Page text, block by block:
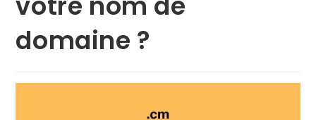
domaine ?